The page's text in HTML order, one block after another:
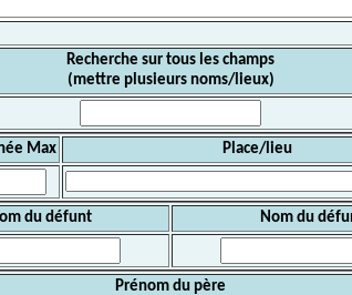
Recherche sur tous les champs
(mettre plusieurs noms/lieux)
Max Place/lieu
du défunt Nom du
Prénom du père